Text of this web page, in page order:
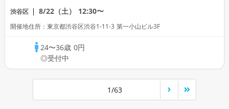
グ】
渋谷区 8/22（土） 12:30〜
開催地住所：東京都渋谷区渋谷1-11-3 第一小山ビル3F
24〜36歳0円
◎受付中
1/63